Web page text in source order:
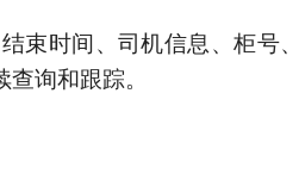
束时间、司机信息、柜号、
询和跟踪。